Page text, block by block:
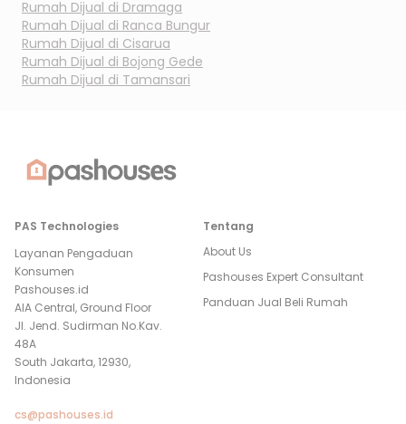
Rumah Dijual di Dramaga
Rumah Dijual di Ranca Bungur
Rumah Dijual di Cisarua
Rumah Dijual di Bojong Gede
Rumah Dijual di Tamansari
PAS Technologies
Layanan Pengaduan
Konsumen
Pashouses.id
AIA Central, Ground Floor
Jl. Jend. Sudirman No.Kav.
48A
South Jakarta, 12930,
Indonesia
cs@pashouses.id
Tentang
About Us
Pashouses Expert Consultant
Panduan Jual Beli Rumah